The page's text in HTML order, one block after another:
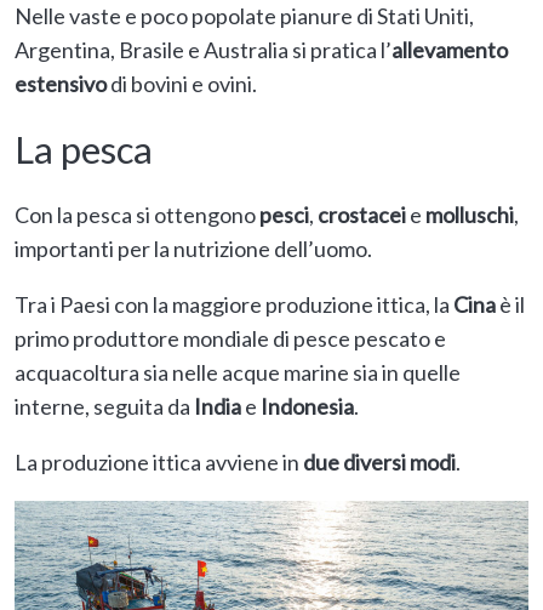
Nelle vaste e poco popolate pianure di Stati Uniti,
Argentina, Brasile e Australia si pratica l’allevamento
estensivodi bovini e ovini.
La pesca
Con la pesca si ottengonopesci, crostaceie molluschi,
importanti per la nutrizione dell’uomo.
Tra i Paesi con la maggiore produzione ittica, la Cinaè il
primo produttore mondiale di pesce pescato e
acquacoltura sia nelle acque marine sia in quelle
interne, seguita da Indiae Indonesia.
La produzione ittica avviene in due diversi modi.